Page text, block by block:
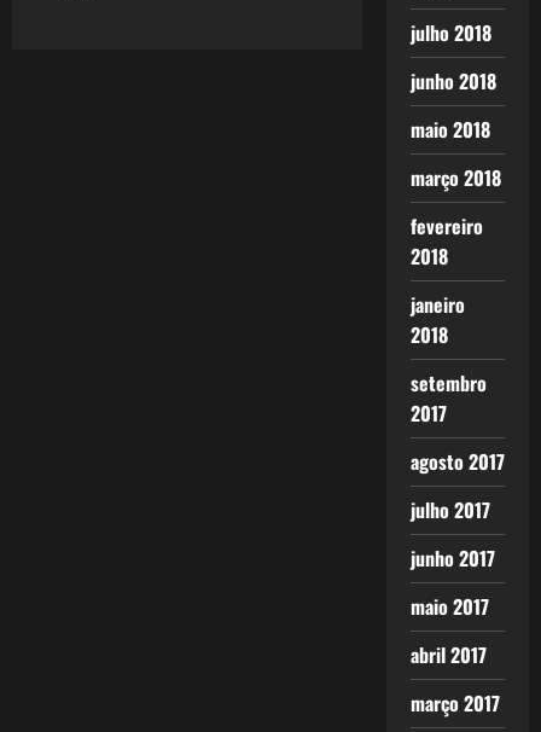
julho 2018
junho 2018
maio 2018
março 2018
fevereiro
2018
janeiro
2018
setembro
2017
agosto 2017
julho 2017
junho 2017
maio 2017
abril 2017
março 2017